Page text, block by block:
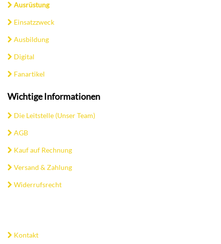
Ausrüstung
Einsatzzweck
Ausbildung
Digital
Fanartikel
Wichtige Informationen
Die Leitstelle (Unser Team)
AGB
Kauf auf Rechnung
Versand & Zahlung
Widerrufsrecht
Kontakt